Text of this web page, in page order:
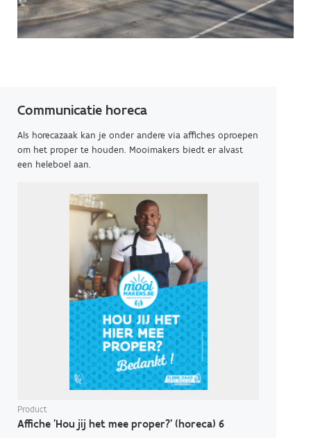
Communicatie horeca
Als horecazaak kan je onder andere via affiches oproepen
om het proper te houden. Mooimakers biedt er alvast
een heleboel aan.
Product
Affiche 'Hou jij het mee proper?' (horeca) 6